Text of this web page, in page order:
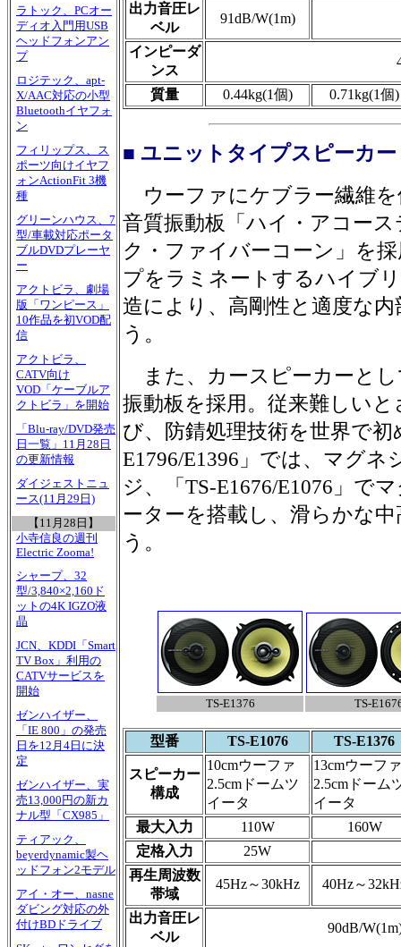
ラトック、PCオー
ディオ入門用USB
ヘッドフォンアン
プ
ロジテック、apt-
X/AAC対応の小型
Bluetoothイヤフォ
ン
フィリップス、ス
ポーツ向けイヤフ
ォンActionFit 3機
種
グリーンハウス、7
型/車載対応ポータ
ブルDVDプレーヤ
ー
アクトビラ、劇場
版「ワンピース」
10作品を初VOD配
信
アクトビラ、
CATV向け
VOD「ケーブルア
クトビラ」を開始
「Blu-ray/DVD発売
日一覧」11月28日
の更新情報
ダイジェストニュ
ース(11月29日)
【11月28日】
小寺信良の週刊
Electric Zooma!
シャープ、32
型/3,840×2,160ド
ットの4K IGZO液
晶
JCN、KDDI「Smart
TV Box」利用の
CATVサービスを
開始
ゼンハイザー、
「IE 800」の発売
日を12月4日に決
定
ゼンハイザー、実
売13,000円の新カ
ナル型「CX985」
ティアック、
beyerdynamic製ヘ
ッドフォン2モデル
アイ・オー、nasne
ダビング対応の外
付けBDドライブ
出力音圧レ
ベル
91dB/W(1m)
インピーダ
ンス
質量 0.44kg(1個) 0.71kg(1個)
■ ユニットタイプスピーカ
ウーファにケブラー繊維を
音質振動板「ハイ・アコー
ク・ファイバーコーン」を
プをラミネートするハイブ
造により、高剛性と適度な
う。
また、カースピーカーと
振動板を採用。従来難しい
び、防錆処理技術を世界で初
E1796/E1396」では、マグ
ジ、「TS-E1676/E1076」で
ーターを搭載し、滑らかな
う。
TS-E1376 TS-
型番 TS-E1076 TS-E1376
スピーカー
構成
10cmウーファ
2.5cmドームツ
イータ
13cmウーファ
2.5cmドーム
イータ
最大入力
110W
160W
定格入力
25W
再生周波数
帯域
45Hz～30kHz 40Hz～
出力音圧レ
ベル
90dB/